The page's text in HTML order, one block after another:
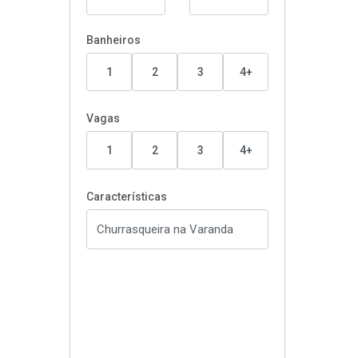
Banheiros
1 2 3 4+
Vagas
1 2 3 4+
Características